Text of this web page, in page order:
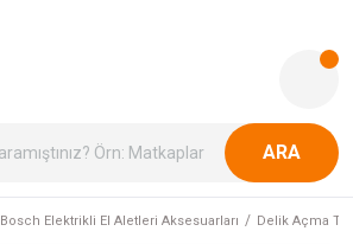
ARA
Bosch Elektrikli El Aletleri Aksesuarları Delik Açma